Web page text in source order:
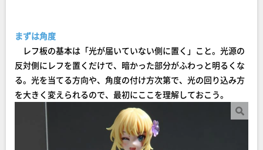
まずは角度
レフ板の基本は「光が届いていない側に置く」こと。光源の
反対側にレフを置くだけで、暗かった部分がふわっと明るくな
る。光を当てる方向や、角度の付け方次第で、光の回り込み方
を大きく変えられるので、最初にここを理解しておこう。